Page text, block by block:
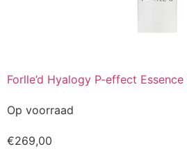
Forlle’d Hyalogy P-effect
Op voorraad
€269,00